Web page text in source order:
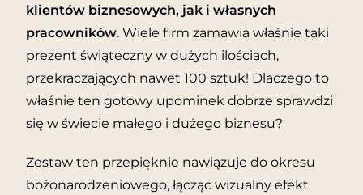
klientów biznesowych, jak i własnych
pracowników. Wiele firm zamawia właśnie taki
prezent świąteczny w dużych ilościach,
przekraczających nawet 100 sztuk! Dlaczego to
właśnie ten gotowy upominek dobrze sprawdzi
się w świecie małego i dużego biznesu?
Zestaw ten przepięknie nawiązuje do okresu
bożonarodzeniowego, łącząc wizualny efekt